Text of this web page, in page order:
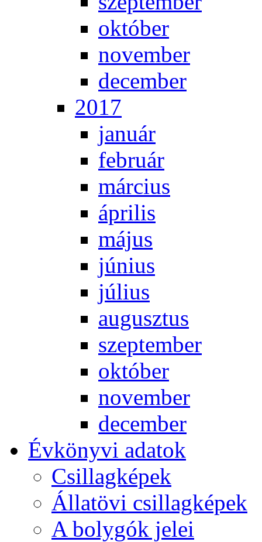
ok­tó­ber
no­vem­ber
de­cem­ber
2017
ja­nu­ár
feb­ru­ár
már­ci­us
áp­ri­lis
má­jus
jú­ni­us
jú­li­us
au­gusz­tus
szep­tem­ber
ok­tó­ber
no­vem­ber
de­cem­ber
Év­köny­vi ada­tok
Csil­lag­ké­pek
Ál­lat­övi csil­lag­ké­pek
A boly­gók je­lei